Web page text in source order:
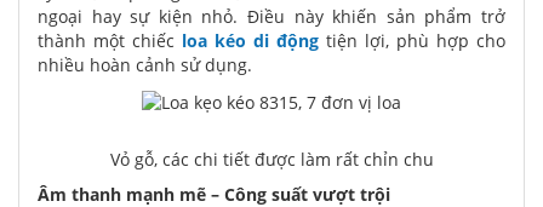
ngoại hay sự kiện nhỏ. Điều này khiến sản phẩm trở
thành một chiếc loa kéo di động tiện lợi, phù hợp cho
nhiều hoàn cảnh sử dụng.
Vỏ gỗ, các chi tiết được làm rất chỉn chu
Âm thanh mạnh mẽ – Công suất vượt trội